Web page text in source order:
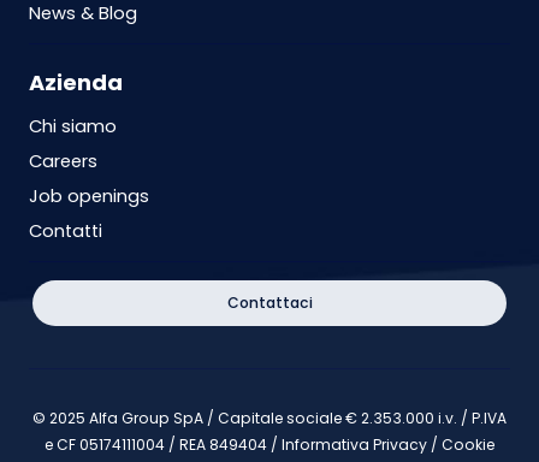
News & Blog
Azienda
Chi siamo
Careers
Job openings
Contatti
Contattaci
© 2025 Alfa Group SpA / Capitale sociale € 2.353.000 i.v. / P.IVA
e CF 05174111004 / REA 849404 / Informativa Privacy / Cookie